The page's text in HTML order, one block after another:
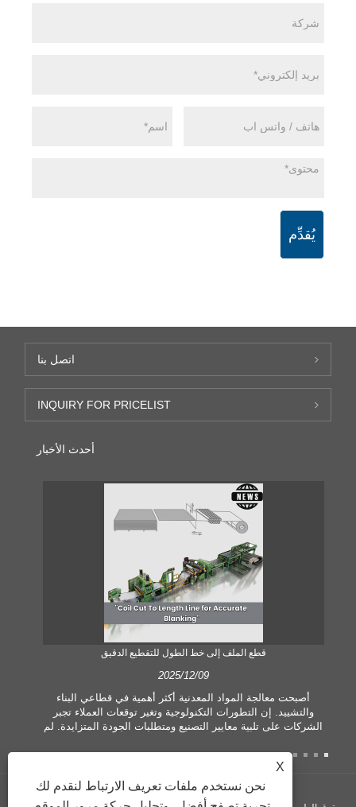
يُقدِّم
اتصل بنا
INQUIRY FOR PRICELIST
أحدث الأخبار
قطع الملف إلى خط الطول للتقطيع الدقيق
2025/12/09
أصبحت معالجة المواد المعدنية أكثر أهمية في قطاعي البناء
والتشييد. إن التطورات التكنولوجية وتغير توقعات العملاء تجبر
الشركات على تلبية معايير التصنيع ومتطلبات الجودة المتزايدة. لم
المعاصرة، وخاصة في السعي لتحقيق قدر كبير من الدقة والكفاءة.
ولذلك، فقد ظهر خط قطع الملف حسب الطول كمعدات معالجة
الملف.
X
نحن نستخدم ملفات تعريف الارتباط لنقدم لك